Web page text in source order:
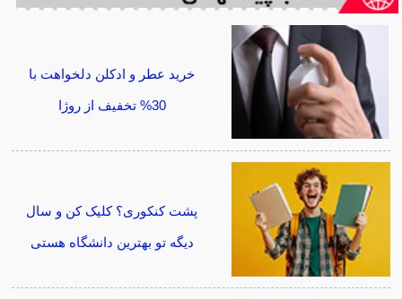
خرید عطر و ادکلن دلخواهت با
30% تخفیف از روژا
پشت کنکوری؟ کلیک کن و سال
دیگه تو بهترین دانشگاه هستی